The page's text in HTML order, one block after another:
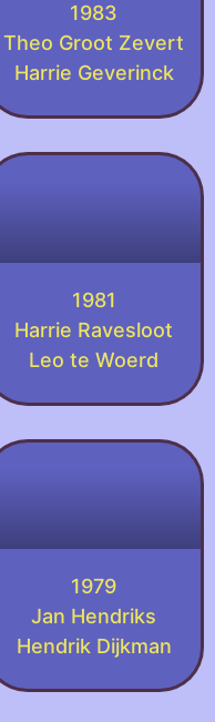
1983
Theo Groot Zevert
Harrie Geverinck
1981
Harrie Ravesloot
Leo te Woerd
1979
Jan Hendriks
Hendrik Dijkman